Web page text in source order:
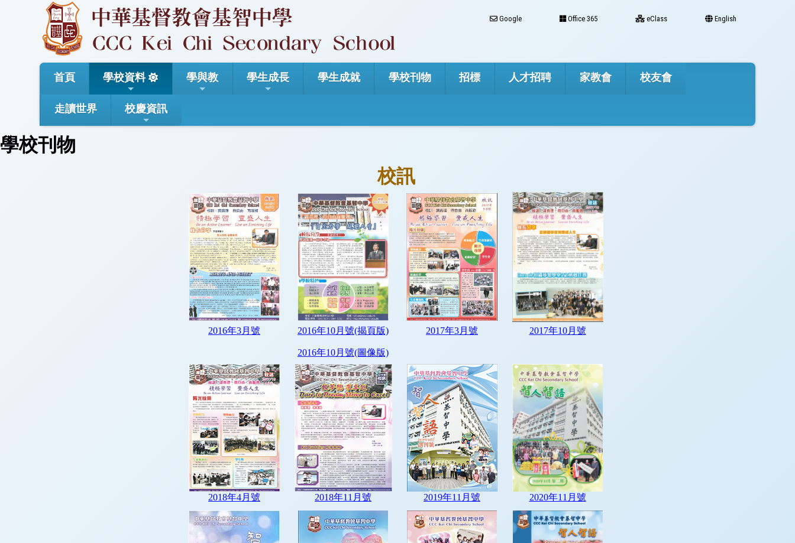
Google Office 365 eClass English
首頁 學校資料 學與教 學生成長 學生成就 學校刊物 招標 人才招聘 家教會 校友會
走讀世界 校慶資訊
學校刊物